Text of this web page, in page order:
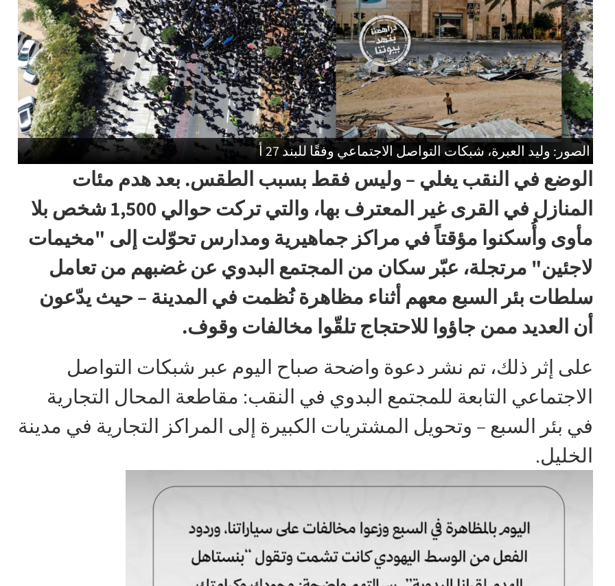
الصور: وليد العبرة، شبكات التواصل الاجتماعي وفقًا للبند 27 أ
الوضع في النقب يغلي – وليس فقط بسبب الطقس. بعد هدم مئات
المنازل في القرى غير المعترف بها، والتي تركت حوالي 1,500 شخص بلا
مأوى وأُسكنوا مؤقتاً في مراكز جماهيرية ومدارس تحوّلت إلى "مخيمات
لاجئين" مرتجلة، عبّر سكان من المجتمع البدوي عن غضبهم من تعامل
سلطات بئر السبع معهم أثناء مظاهرة نُظمت في المدينة – حيث يدّعون
أن العديد ممن جاؤوا للاحتجاج تلقّوا مخالفات وقوف.
على إثر ذلك، تم نشر دعوة واضحة صباح اليوم عبر شبكات التواصل
الاجتماعي التابعة للمجتمع البدوي في النقب: مقاطعة المحال التجارية
في بئر السبع – وتحويل المشتريات الكبيرة إلى المراكز التجارية في مدينة
الخليل.